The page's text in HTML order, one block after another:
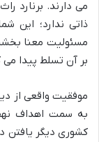
می دارند. برنارد
ذاتی ندارد؛ این
مسئولیت معنا
بر آن تسلط پیدا
موفقیت واقعی از
به سمت اهداف
کشوری دیگر یافتن